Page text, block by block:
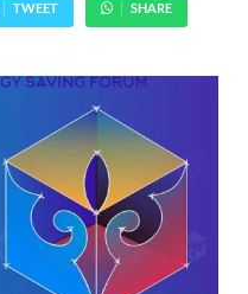
TWEET SHARE